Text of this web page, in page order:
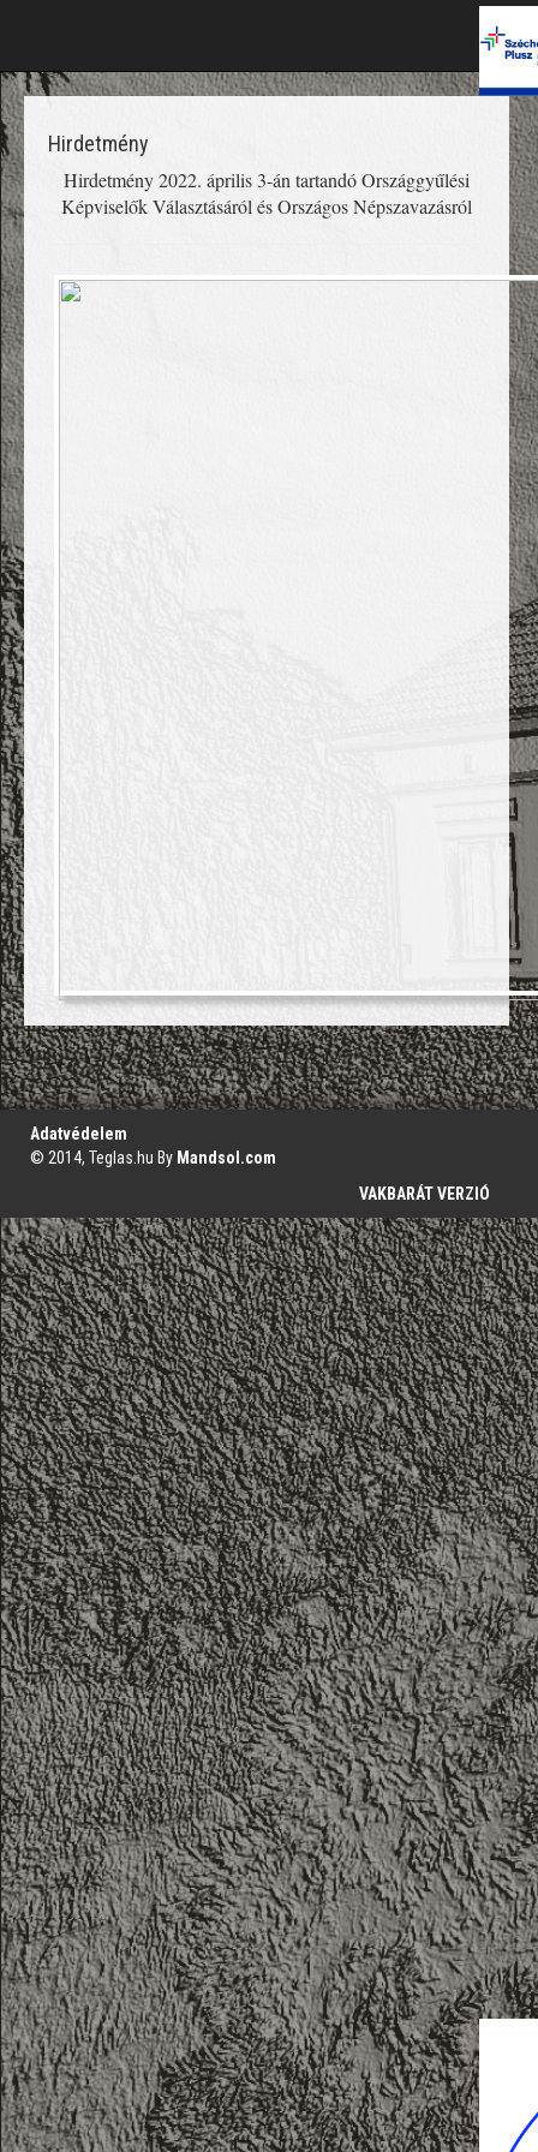
Hirdetmény
Hirdetmény 2022. április 3-án tartandó Országgyűlési
Képviselők Választásáról és Országos Népszavazásról
';
Adatvédelem
© 2014, Teglas.hu By Mandsol.com
VAKBARÁT VERZIÓ